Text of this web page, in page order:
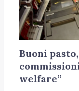
Buoni
welfare”